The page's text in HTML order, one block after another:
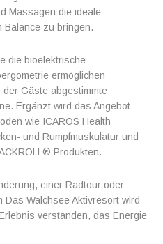
Massagen die ideale
Balance zu bringen.
die bioelektrische
ermöglichen
Gäste abgestimmte
Ergänzt wird das Angebot
wie ICAROS Health
und Rumpfmuskulatur und
Produkten.
einer Radtour oder
Das Walchsee Aktivresort wird
verstanden, das Energie